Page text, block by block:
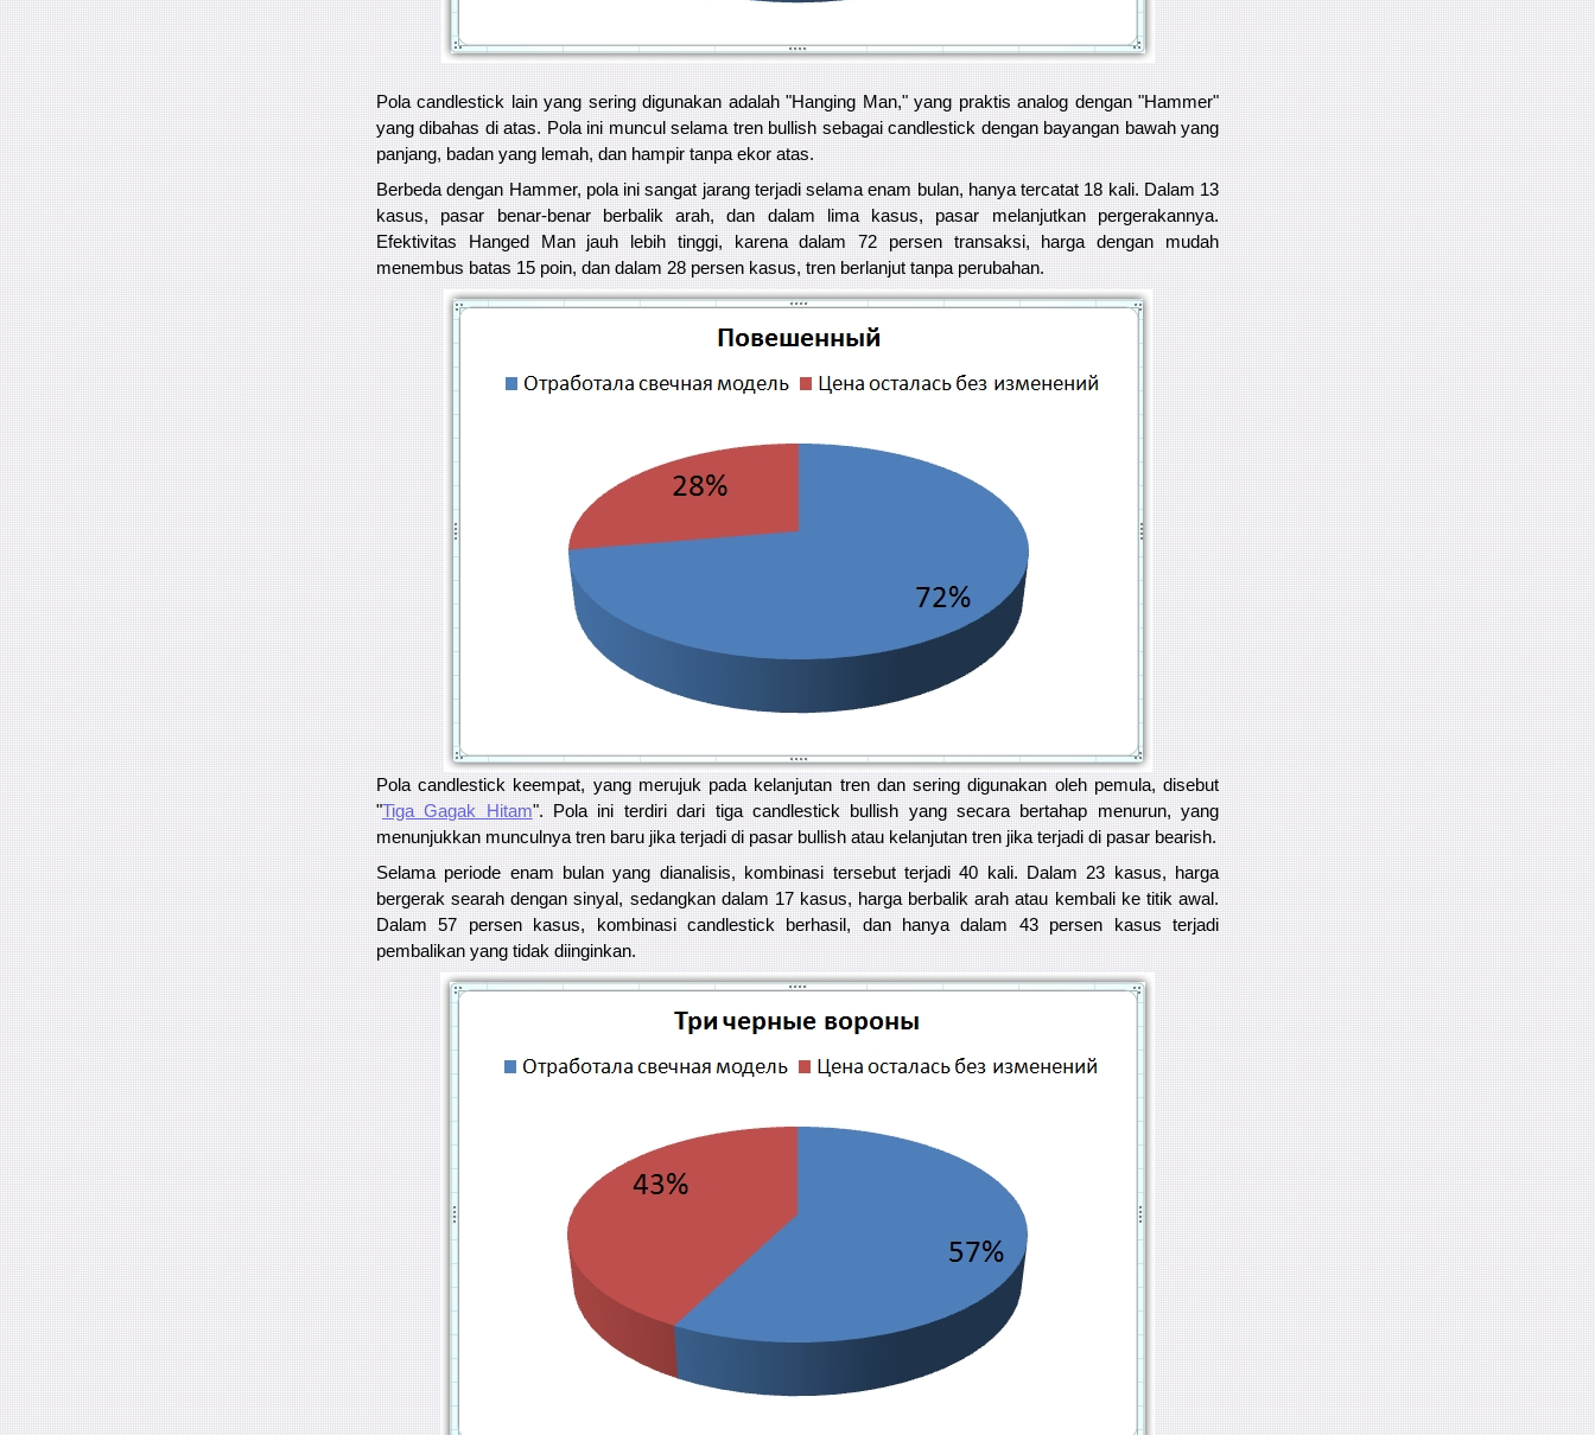
Pola candlestick lain yang sering digunakan adalah "Hanging Man," yang praktis analog dengan "Hammer"
yang dibahas di atas. Pola ini muncul selama tren bullish sebagai candlestick dengan bayangan bawah yang
panjang, badan yang lemah, dan hampir tanpa ekor atas.
Berbeda dengan Hammer, pola ini sangat jarang terjadi selama enam bulan, hanya tercatat 18 kali. Dalam 13
kasus, pasar benar-benar berbalik arah, dan dalam lima kasus, pasar melanjutkan pergerakannya.
Efektivitas Hanged Man jauh lebih tinggi, karena dalam 72 persen transaksi, harga dengan mudah
menembus batas 15 poin, dan dalam 28 persen kasus, tren berlanjut tanpa perubahan.
Pola candlestick keempat, yang merujuk pada kelanjutan tren dan sering digunakan oleh pemula, disebut
"Tiga Gagak Hitam". Pola ini terdiri dari tiga candlestick bullish yang secara bertahap menurun, yang
menunjukkan munculnya tren baru jika terjadi di pasar bullish atau kelanjutan tren jika terjadi di pasar bearish.
Selama periode enam bulan yang dianalisis, kombinasi tersebut terjadi 40 kali. Dalam 23 kasus, harga
bergerak searah dengan sinyal, sedangkan dalam 17 kasus, harga berbalik arah atau kembali ke titik awal.
Dalam 57 persen kasus, kombinasi candlestick berhasil, dan hanya dalam 43 persen kasus terjadi
pembalikan yang tidak diinginkan.